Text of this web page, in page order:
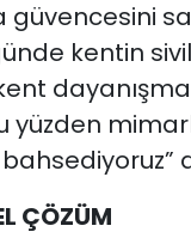
güvencesini
kentin
ÇÖZÜM